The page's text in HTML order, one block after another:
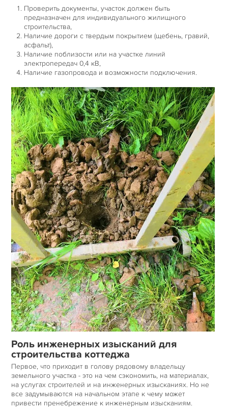
Проверить документы, участок должен быть
предназначен для индивидуального жилищного
строительства,
Наличие дороги с твердым покрытием (щебень, гравий,
асфальт),
Наличие поблизости или на участке линий
электропередач 0,4 кВ,
Наличие газопровода и возможности подключения.
Роль инженерных изысканий для
строительства коттеджа
Первое, что приходит в голову рядовому владельцу
земельного участка - это на чем сэкономить, на материалах,
на услугах строителей и на инженерных изысканиях. Но не
все задумываются на начальном этапе к чему может
привести пренебрежение к инженерным изысканиям.